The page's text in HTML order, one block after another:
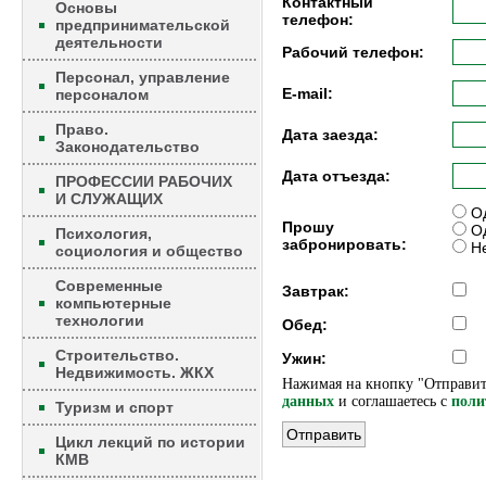
Основы
предпринимательской
деятельности
Персонал, управление
персоналом
Право.
Законодательство
ПРОФЕССИИ РАБОЧИХ
И СЛУЖАЩИХ
Психология,
социология и общество
Современные
компьютерные
технологии
Строительство.
Недвижимость. ЖКХ
Туризм и спорт
Цикл лекций по истории
КМВ
телефон:
Рабочий телефон:
E-mail:
Дата заезда:
Дата отъезда:
Прошу
забронировать:
Завтрак:
Обед:
Ужин:
Нажимая на кнопку
данных и соглашаетесь c